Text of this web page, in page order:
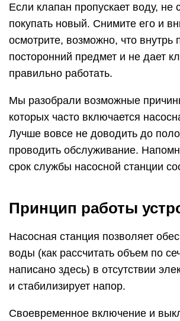
Если клапан пропускает воду, не
покупать новый. Снимите его и
осмотрите, возможно, что внутрь
посторонний предмет и не дает
правильно работать.
Мы разобрали возможные
которых часто включается
Лучше вовсе не доводить до
проводить обслуживание.
срок службы насосной станции
Принцип работы
Насосная станция позволяет
воды (как рассчитать объем по
написано здесь) в отсутствии
и стабилизирует напор.
Своевременное включение и